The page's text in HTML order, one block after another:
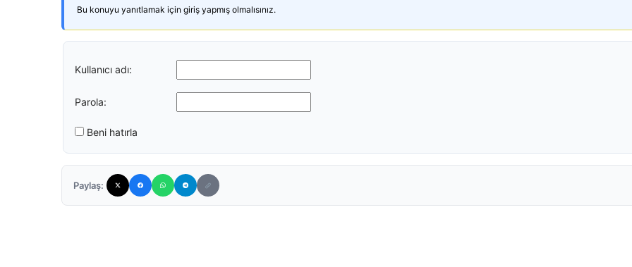
Bu konuyu yanıtlamak için giriş yapmış olmalısınız.
Kullanıcı adı:
Parola:
Beni hatırla
Paylaş: